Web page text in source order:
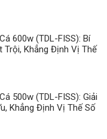
600w (TDL-FISS): Bí
Trội, Khẳng Định Vị Thế
500w (TDL-FISS): Giải
Khẳng Định Vị Thế Số